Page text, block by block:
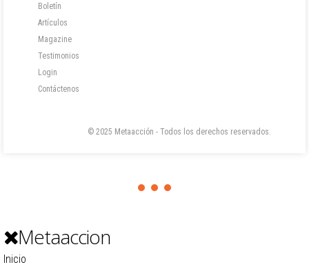
Boletín
Artículos
Magazine
Testimonios
Login
Contáctenos
© 2025 Metaacción - Todos los derechos reservados.
Metaaccion
Inicio